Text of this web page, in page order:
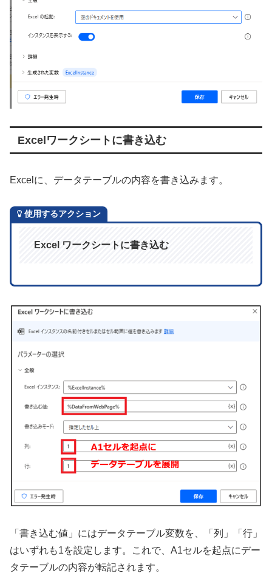
Excelワークシートに書き込む
Excelに、データテーブルの内容を書き込みます。
使用するアクション
Excel ワークシートに書き込む
「書き込む値」にはデータテーブル変数を、「列」「行」
はいずれも1を設定します。これで、A1セルを起点にデー
タテーブルの内容が転記されます。